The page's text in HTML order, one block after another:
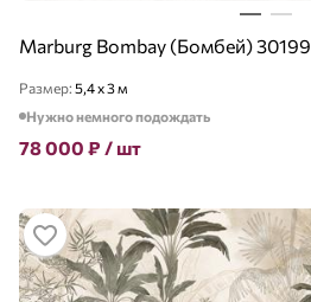
Marburg Bombay (Бомбей) 30199
Размер: 5,4 х 3 м
Нужно немного подождать
78 000 ₽ / шт